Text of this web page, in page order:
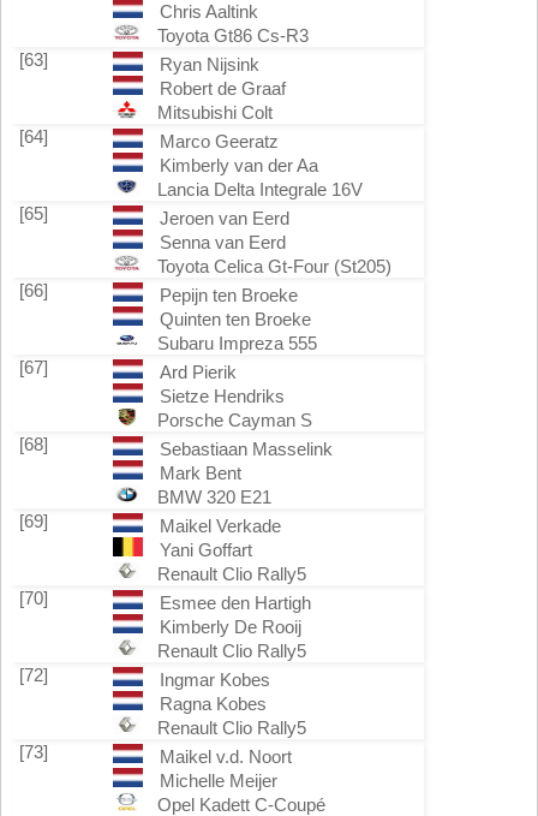
Chris Aaltink
Toyota Gt86 Cs-R3
[63]
Ryan Nijsink
Robert de Graaf
Mitsubishi Colt
[64]
Marco Geeratz
Kimberly van der Aa
Lancia Delta Integrale 16V
[65]
Jeroen van Eerd
Senna van Eerd
Toyota Celica Gt-Four (St205)
[66]
Pepijn ten Broeke
Quinten ten Broeke
Subaru Impreza 555
[67]
Ard Pierik
Sietze Hendriks
Porsche Cayman S
[68]
Sebastiaan Masselink
Mark Bent
BMW 320 E21
[69]
Maikel Verkade
Yani Goffart
Renault Clio Rally5
[70]
Esmee den Hartigh
Kimberly De Rooij
Renault Clio Rally5
[72]
Ingmar Kobes
Ragna Kobes
Renault Clio Rally5
[73]
Maikel v.d. Noort
Michelle Meijer
Opel Kadett C-Coupé